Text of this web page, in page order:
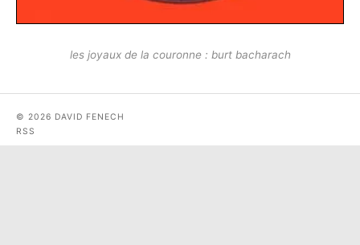
les joyaux de la couronne : burt bacharach
© 2026 DAVID FENECH
RSS